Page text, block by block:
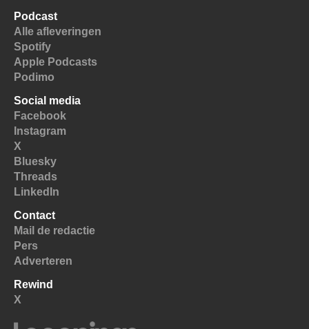
Podcast
Alle afleveringen
Spotify
Apple Podcasts
Podimo
Social media
Facebook
Instagram
X
Bluesky
Threads
LinkedIn
Contact
Mail de redactie
Pers
Adverteren
Rewind
X